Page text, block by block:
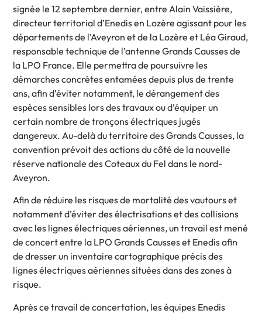
signée le 12 septembre dernier, entre Alain Vaissière,
directeur territorial d’Enedis en Lozère agissant pour les
départements de l’Aveyron et de la Lozère et Léa Giraud,
responsable technique de l’antenne Grands Causses de
la LPO France. Elle permettra de poursuivre les
démarches concrètes entamées depuis plus de trente
ans, afin d’éviter notamment, le dérangement des
espèces sensibles lors des travaux ou d’équiper un
certain nombre de tronçons électriques jugés
dangereux. Au-delà du territoire des Grands Causses, la
convention prévoit des actions du côté de la nouvelle
réserve nationale des Coteaux du Fel dans le nord-
Aveyron.
Afin de réduire les risques de mortalité des vautours et
notamment d’éviter des électrisations et des collisions
avec les lignes électriques aériennes, un travail est mené
de concert entre la LPO Grands Causses et Enedis afin
de dresser un inventaire cartographique précis des
lignes électriques aériennes situées dans des zones à
risque.
Après ce travail de concertation, les équipes Enedis